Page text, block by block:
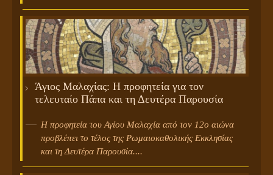
Άγιος Μαλαχίας: Η προφητεία για τον
τελευταίο Πάπα και τη Δευτέρα Παρουσία
Η προφητεία του Αγίου Μαλαχία από τον 12ο αιώνα
προβλέπει το τέλος της Ρωμαιοκαθολικής Εκκλησίας
και τη Δευτέρα Παρουσία....